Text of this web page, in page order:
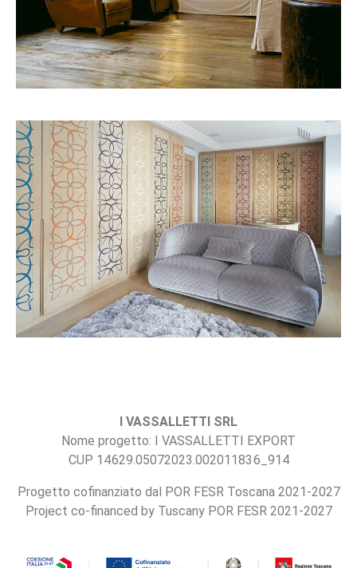
I VASSALLETTI SRL
Nome progetto: I VASSALLETTI EXPORT
CUP 14629.05072023.002011836_914
Progetto cofinanziato dal POR FESR Toscana 2021-2027
Project co-financed by Tuscany POR FESR 2021-2027